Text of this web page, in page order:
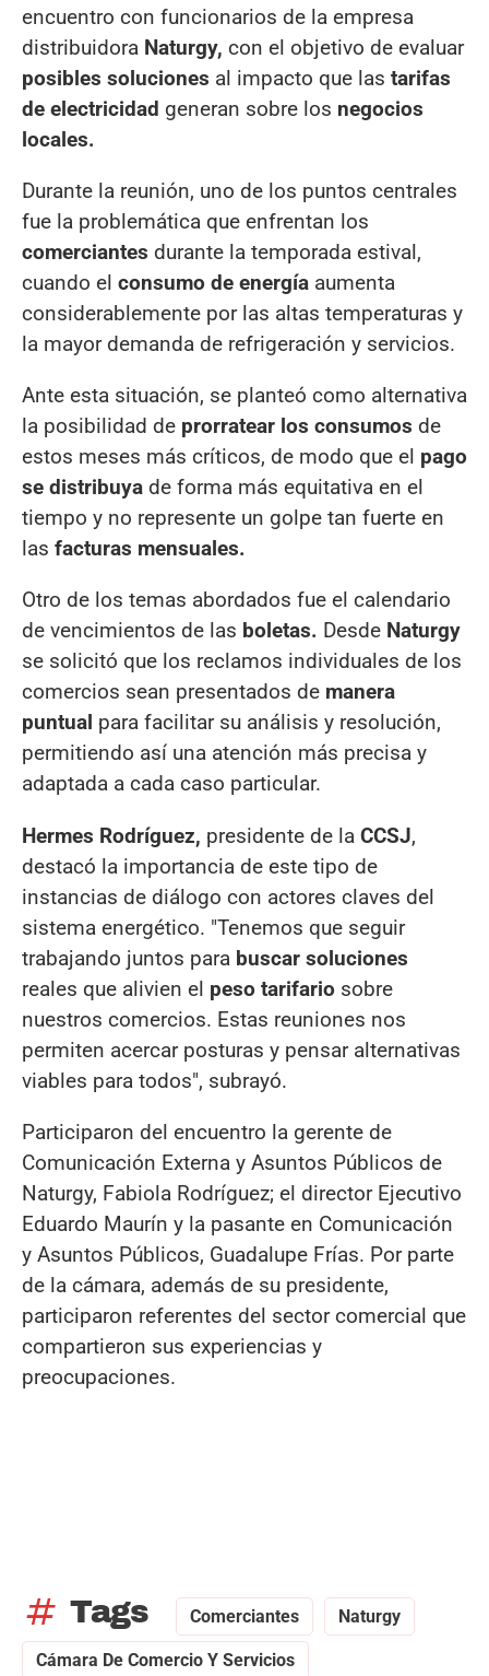
encuentro con funcionarios de la empresa
distribuidora Naturgy, con el objetivo de evaluar
posibles soluciones al impacto que las tarifas
de electricidad generan sobre los negocios
locales.
Durante la reunión, uno de los puntos centrales
fue la problemática que enfrentan los
comerciantes durante la temporada estival,
cuando el consumo de energía aumenta
considerablemente por las altas temperaturas y
la mayor demanda de refrigeración y servicios.
Ante esta situación, se planteó como alternativa
la posibilidad de prorratear los consumos de
estos meses más críticos, de modo que el pago
se distribuya de forma más equitativa en el
tiempo y no represente un golpe tan fuerte en
las facturas mensuales.
Otro de los temas abordados fue el calendario
de vencimientos de las boletas. Desde Naturgy
se solicitó que los reclamos individuales de los
comercios sean presentados de manera
puntual para facilitar su análisis y resolución,
permitiendo así una atención más precisa y
adaptada a cada caso particular.
Hermes Rodríguez, presidente de la CCSJ,
destacó la importancia de este tipo de
instancias de diálogo con actores claves del
sistema energético. "Tenemos que seguir
trabajando juntos para buscar soluciones
reales que alivien el peso tarifario sobre
nuestros comercios. Estas reuniones nos
permiten acercar posturas y pensar alternativas
viables para todos", subrayó.
Participaron del encuentro la gerente de
Comunicación Externa y Asuntos Públicos de
Naturgy, Fabiola Rodríguez; el director Ejecutivo
Eduardo Maurín y la pasante en Comunicación
y Asuntos Públicos, Guadalupe Frías. Por parte
de la cámara, además de su presidente,
participaron referentes del sector comercial que
compartieron sus experiencias y
preocupaciones.
tag Tags Comerciantes Naturgy
Cámara De Comercio Y Servicios